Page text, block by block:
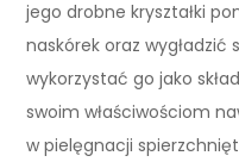
jego drobne kryształki
naskórek oraz wygładzić
wykorzystać go jako
swoim właściwościom
w pielęgnacji